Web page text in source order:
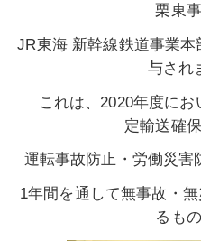
栗東
JR東海 新幹線鉄道事業
与され
これは、2020年度にお
定輸送確
運転事故防止・労働災害
1年間を通して無事故・
るも